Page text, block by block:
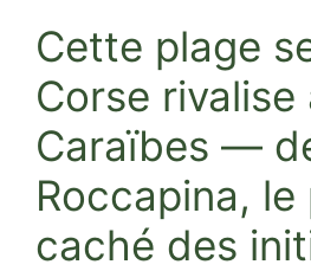
Cette plage
Corse rivalise
Caraïbes —
Roccapina, le
caché des